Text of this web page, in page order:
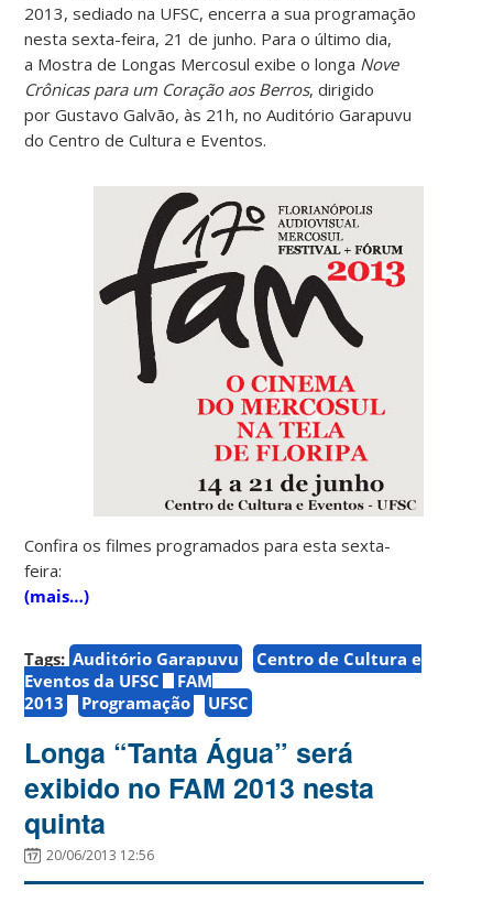
2013, sediado na UFSC, encerra a sua programação
nesta sexta-feira, 21 de junho. Para o último dia,
a Mostra de Longas Mercosul exibe o longa Nove
Crônicas para um Coração aos Berros, dirigido
por Gustavo Galvão, às 21h, no Auditório Garapuvu
do Centro de Cultura e Eventos.
Confira os filmes programados para esta sexta-
feira:
(mais…)
Tags: Auditório Garapuvu
Centro de Cultura e
Eventos da UFSC
FAM
2013
Programação UFSC
Longa “Tanta Água” será
exibido no FAM 2013 nesta
quinta
20/06/2013 12:56